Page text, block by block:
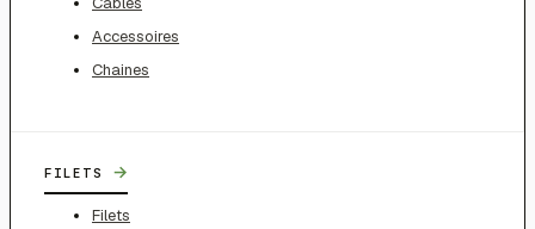
Accessoires
Chaines
FILETS →
Filets